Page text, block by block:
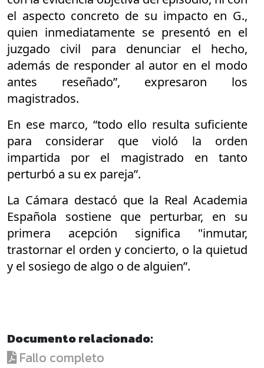
el aspecto concreto de su impacto en G.,
quien inmediatamente se presentó en el
juzgado civil para denunciar el hecho,
además de responder al autor en el modo
antes reseñado”, expresaron los
magistrados.
En ese marco, “todo ello resulta suficiente
para considerar que violó la orden
impartida por el magistrado en tanto
perturbó a su ex pareja”.
La Cámara destacó que la Real Academia
Española sostiene que perturbar, en su
primera acepción significa "inmutar,
trastornar el orden y concierto, o la quietud
y el sosiego de algo o de alguien”.
Documento relacionado:
Fallo completo